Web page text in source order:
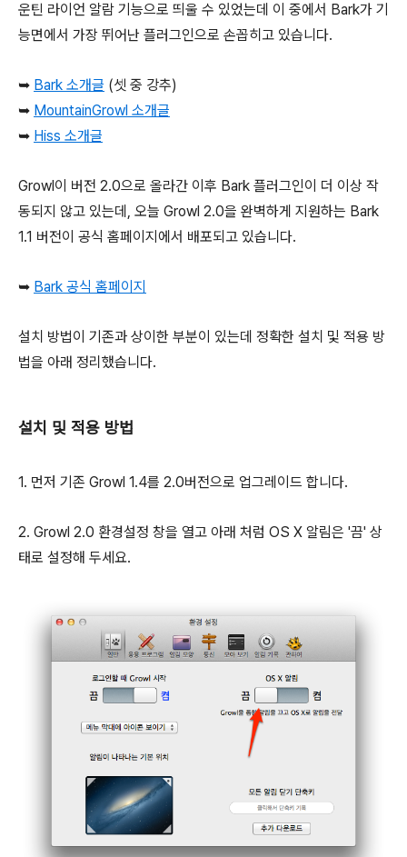
운틴 라이언 알람 기능으로 띄울 수 있었는데 이 중에서 Bark가 기
능면에서 가장 뛰어난 플러그인으로 손꼽히고 있습니다.
➥ Bark 소개글 (셋 중 강추)
➥ MountainGrowl 소개글
➥ Hiss 소개글
Growl이 버전 2.0으로 올라간 이후 Bark 플러그인이 더 이상 작
동되지 않고 있는데, 오늘 Growl 2.0을 완벽하게 지원하는 Bark
1.1 버전이 공식 홈페이지에서 배포되고 있습니다.
➥ Bark 공식 홈페이지
설치 방법이 기존과 상이한 부분이 있는데 정확한 설치 및 적용 방
법을 아래 정리했습니다.
설치 및 적용 방법
1. 먼저 기존 Growl 1.4를 2.0버전으로 업그레이드 합니다.
2. Growl 2.0 환경설정 창을 열고 아래 처럼 OS X 알림은 '끔' 상
태로 설정해 두세요.